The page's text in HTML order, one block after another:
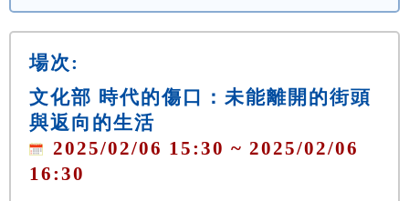
場次:
文化部 時代的傷口：未能離開的街頭
與返向的生活
2025/02/06 15:30 ~ 2025/02/06
16:30